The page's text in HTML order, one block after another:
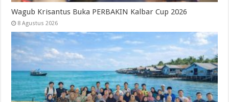
Wagub Krisantus Buka PERBAKIN Kalbar Cup 2026
8 Agustus 2026